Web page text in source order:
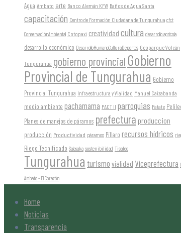
Agua Ambato arte Banco Alemán KFW Baños de Agua Santa
capacitación Centro de Formación Ciudadana de Tungurahua cfct
ConservaciónAmbiental Cotopaxi creatividad cultura desarrollo agrícola
desarrollo económico DesarrolloHumanoCulturaDeportes Geoparque Volcán
Tungurahua gobierno provincial Gobierno
Provincial de Tungurahua Gobierno
Provincial Tungurahua Infraestructura y Vialidad Manuel Caizabanda
medio ambiente pachamama PACT II parroquias Patate
Planes de manejos de páramos prefectura produccion
producción Productividad páramos Píllaro recursos hídricos
Riego Tecnificado Salasaka sostenibilidad Tisaleo
Tungurahua turismo vialidad Viceprefectura
Ambato - El Corazón
Home
Noticias
Transparencia